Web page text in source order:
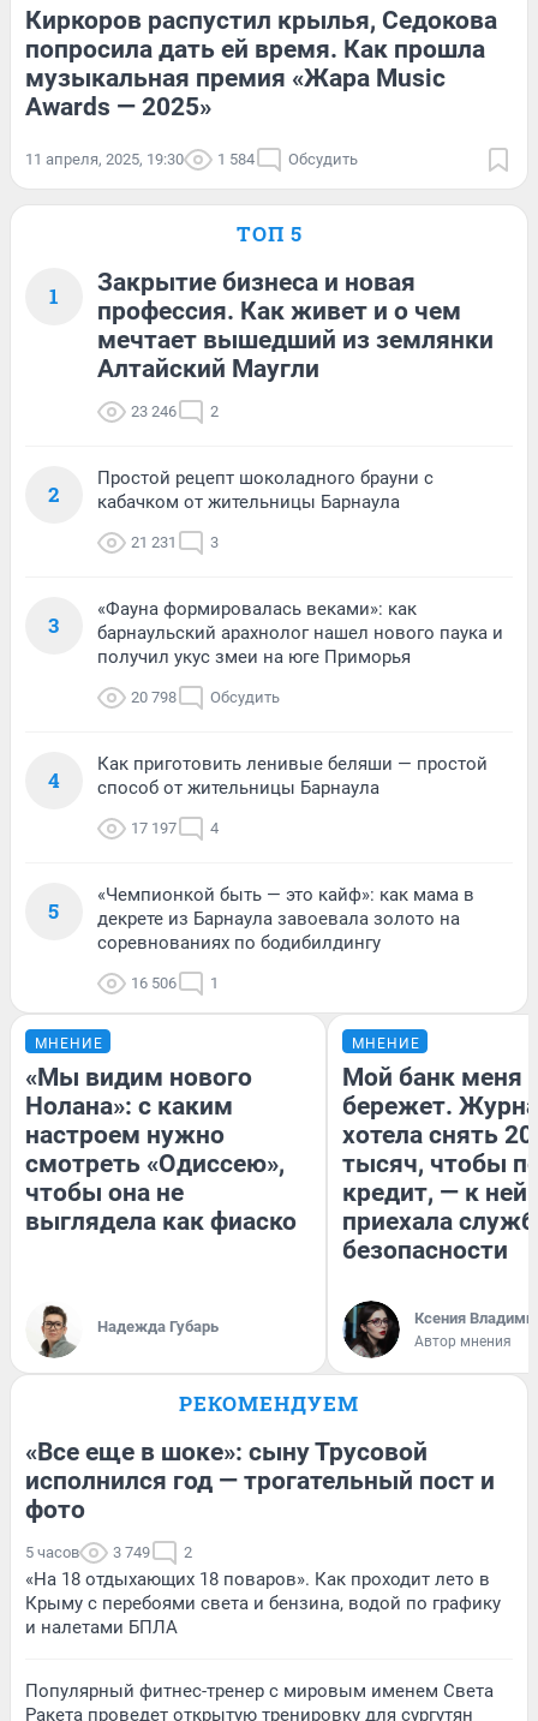
Киркоров распустил крылья, Седокова
попросила дать ей время. Как прошла
музыкальная премия «Жара Music
Awards — 2025»
11 апреля, 2025, 19:30 1 584 Обсудить
ТОП 5
1
Закрытие бизнеса и новая
профессия. Как живет и о чем
мечтает вышедший из землянки
Алтайский Маугли
23 246 2
2
Простой рецепт шоколадного брауни с
кабачком от жительницы Барнаула
21 231 3
3
«Фауна формировалась веками»: как
барнаульский арахнолог нашел нового паука и
получил укус змеи на юге Приморья
20 798 Обсудить
4
Как приготовить ленивые беляши — простой
способ от жительницы Барнаула
17 197 4
5
«Чемпионкой быть — это кайф»: как мама в
декрете из Барнаула завоевала золото на
соревнованиях по бодибилдингу
16 506 1
МНЕНИЕ
«Мы видим нового
Нолана»: с каким
настроем нужно
смотреть «Одиссею»,
чтобы она не
выглядела как фиаско
Надежда Губарь
МНЕНИЕ
Мой банк меня
бережет.
хотела снять
тысяч, чтобы
кредит, — к
приехала
безопасности
Ксения
Автор мнения
РЕКОМЕНДУЕМ
«Все еще в шоке»: сыну Трусовой
исполнился год — трогательный пост и
фото
5 часов 3 749 2
«На 18 отдыхающих 18 поваров». Как проходит лето в
Крыму с перебоями света и бензина, водой по графику
и налетами БПЛА
Популярный фитнес-тренер с мировым именем Света
Ракета проведет открытую тренировку для сургутян